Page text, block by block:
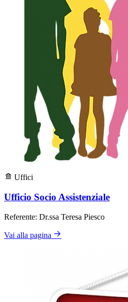
Uffici
Ufficio Socio Assistenziale
Referente: Dr.ssa Teresa Piesco
Vai alla pagina